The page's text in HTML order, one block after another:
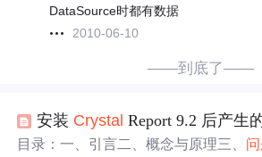
DataSource时都有数据
2010-06-10
——到底了——
安装 Crystal Report 9.2 后产生
目录：一、引言二、概念与原理三、